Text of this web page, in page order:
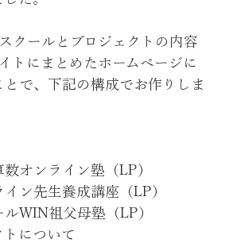
クールとプロジェクトの内容
トにまとめたホームページに
とで、下記の構成でお作りしま
数オンライン塾（LP）
ン先生養成講座（LP）
ルWIN祖父母塾（LP）
トについて